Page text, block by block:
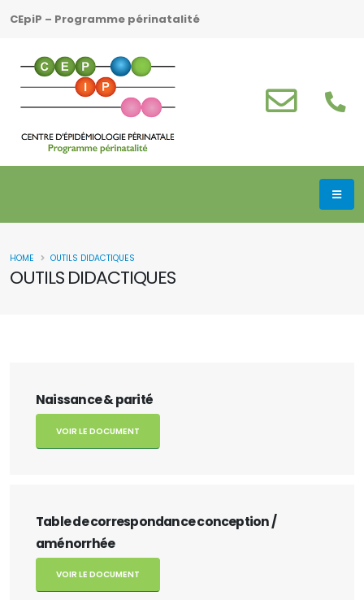
CEpiP – Programme périnatalité
OUTILS DIDACTIQUES
HOME OUTILS DIDACTIQUES
Naissance & parité
VOIR LE DOCUMENT
Table de correspondance conception /
aménorrhée
VOIR LE DOCUMENT